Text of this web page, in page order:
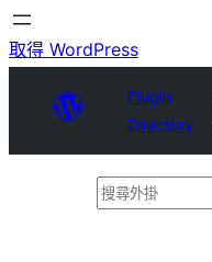
要
內
取得 WordPress
Plugin
Directory
搜